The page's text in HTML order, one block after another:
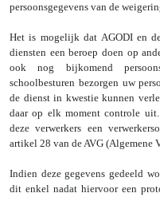
persoonsgegevens van de
Het is mogelijk dat AGODI en
diensten een beroep doen op
ook nog bijkomend
schoolbesturen bezorgen uw
de dienst in kwestie kunnen
daar op elk moment controle
deze verwerkers een
artikel 28 van de AVG (Algemene
Indien deze gegevens gedeeld
dit enkel nadat hiervoor een